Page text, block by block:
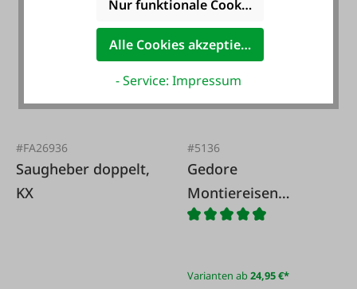
#FA26936
Saugheber doppelt,
KX
#5136
Gedore
Montiereisen
(Reifenheber)
Varianten ab24,95 €*
Nur funktionale Cookies akzeptieren
Alle Cookies akzeptieren
- Service: Impressum